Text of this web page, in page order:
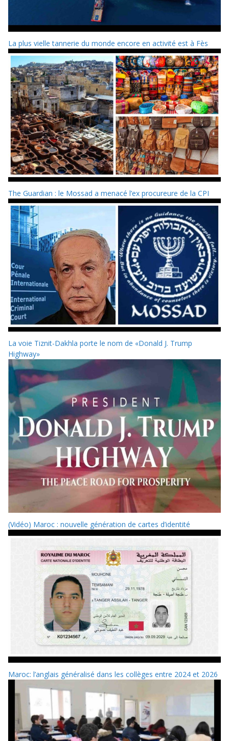
La plus vielle tannerie du monde encore en activité est à Fès
The Guardian : le Mossad a menacé l’ex procureure de la CPI
La voie Tiznit-Dakhla porte le nom de «Donald J. Trump
Highway»
(Vidéo) Maroc : nouvelle génération de cartes d’identité
Maroc: l’anglais généralisé dans les collèges entre 2024 et 2026